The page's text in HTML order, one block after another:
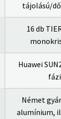
tájolású/
16 db
Huawei
Német
alumínium,